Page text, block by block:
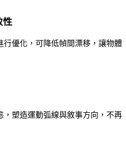
性
行優化，可降低幀間漂移，讓物體
，塑造運動弧線與敘事方向，不再